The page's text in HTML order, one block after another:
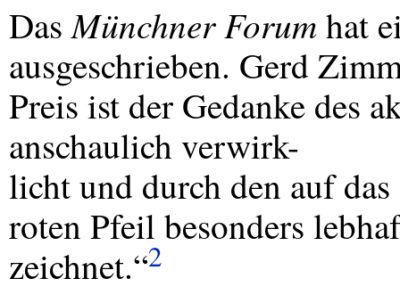
DasMünchner Forumhat
ausgeschrieben. Gerd
Preis ist der Gedanke des
anschaulich verwirk-
licht und durch den auf
roten Pfeil besonders
zeichnet.“2